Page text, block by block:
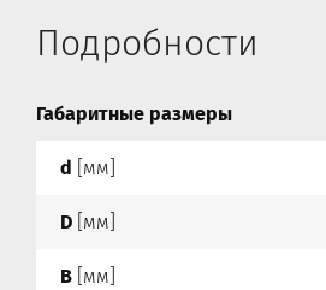
Подробности
Габаритные размеры
d [мм]
D [мм]
B [мм]